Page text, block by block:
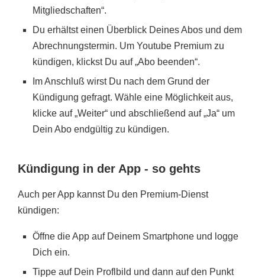
Mitgliedschaften“.
Du erhältst einen Überblick Deines Abos und dem
Abrechnungstermin. Um Youtube Premium zu
kündigen, klickst Du auf „Abo beenden“.
Im Anschluß wirst Du nach dem Grund der
Kündigung gefragt. Wähle eine Möglichkeit aus,
klicke auf „Weiter“ und abschließend auf „Ja“ um
Dein Abo endgültig zu kündigen.
Kündigung in der App - so gehts
Auch per App kannst Du den Premium-Dienst
kündigen:
Öffne die App auf Deinem Smartphone und logge
Dich ein.
Tippe auf Dein Proflbild und dann auf den Punkt